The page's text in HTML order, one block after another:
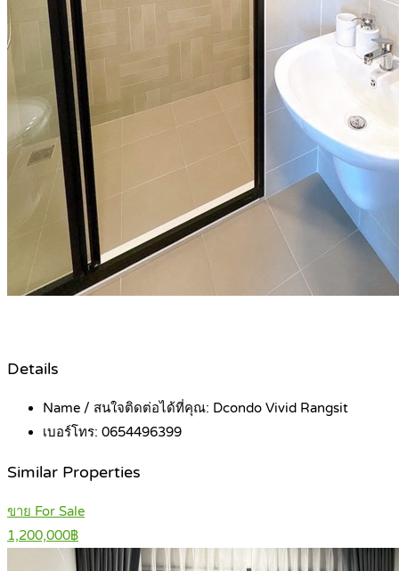
Details
Name / สนใจติดต่อได้ที่คุณ: Dcondo Vivid Rangsit
เบอร์โทร: 0654496399
Similar Properties
ขาย For Sale
1,200,000฿